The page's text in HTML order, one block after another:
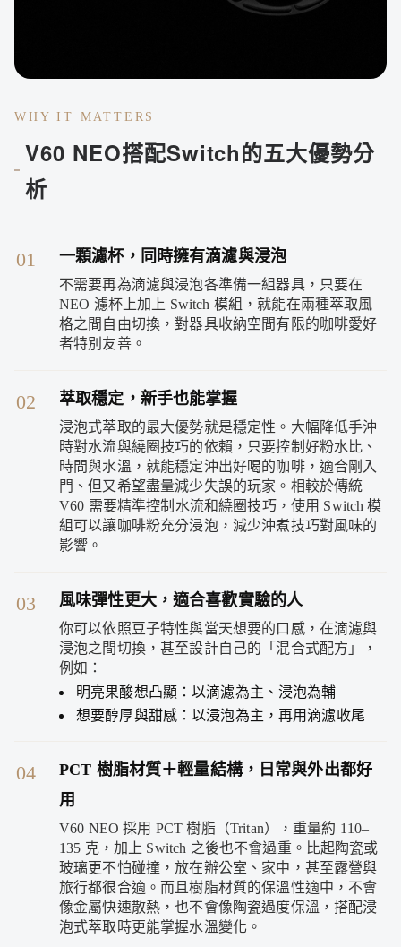
WHY IT MATTERS
V60 NEO搭配Switch的五大優勢分
析
01 一顆濾杯，同時擁有滴濾與浸泡
不需要再為滴濾與浸泡各準備一組器具，只要在
NEO 濾杯上加上 Switch 模組，就能在兩種萃取風
格之間自由切換，對器具收納空間有限的咖啡愛好
者特別友善。
02 萃取穩定，新手也能掌握
浸泡式萃取的最大優勢就是穩定性。大幅降低手沖
時對水流與繞圈技巧的依賴，只要控制好粉水比、
時間與水溫，就能穩定沖出好喝的咖啡，適合剛入
門、但又希望盡量減少失誤的玩家。相較於傳統
V60 需要精準控制水流和繞圈技巧，使用 Switch 模
組可以讓咖啡粉充分浸泡，減少沖煮技巧對風味的
影響。
03 風味彈性更大，適合喜歡實驗的人
你可以依照豆子特性與當天想要的口感，在滴濾與
浸泡之間切換，甚至設計自己的「混合式配方」，
例如：
明亮果酸想凸顯：以滴濾為主、浸泡為輔
想要醇厚與甜感：以浸泡為主，再用滴濾收尾
04
PCT 樹脂材質＋輕量結構，日常與外出都好
用
V60 NEO 採用 PCT 樹脂（Tritan），重量約 110–
135 克，加上 Switch 之後也不會過重。比起陶瓷或
玻璃更不怕碰撞，放在辦公室、家中，甚至露營與
旅行都很合適。而且樹脂材質的保溫性適中，不會
像金屬快速散熱，也不會像陶瓷過度保溫，搭配浸
泡式萃取時更能掌握水溫變化。